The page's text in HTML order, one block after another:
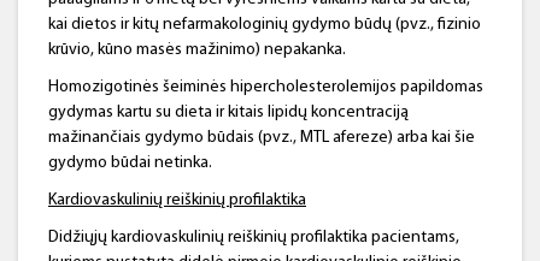
kai dietos ir kitų nefarmakologinių gydymo būdų (pvz., fizinio
krūvio, kūno masės mažinimo) nepakanka.
Homozigotinės šeiminės hipercholesterolemijos papildomas
gydymas kartu su dieta ir kitais lipidų koncentraciją
mažinančiais gydymo būdais (pvz., MTL afereze) arba kai šie
gydymo būdai netinka.
Kardiovaskulinių reiškinių profilaktika
Didžiųjų kardiovaskulinių reiškinių profilaktika pacientams,